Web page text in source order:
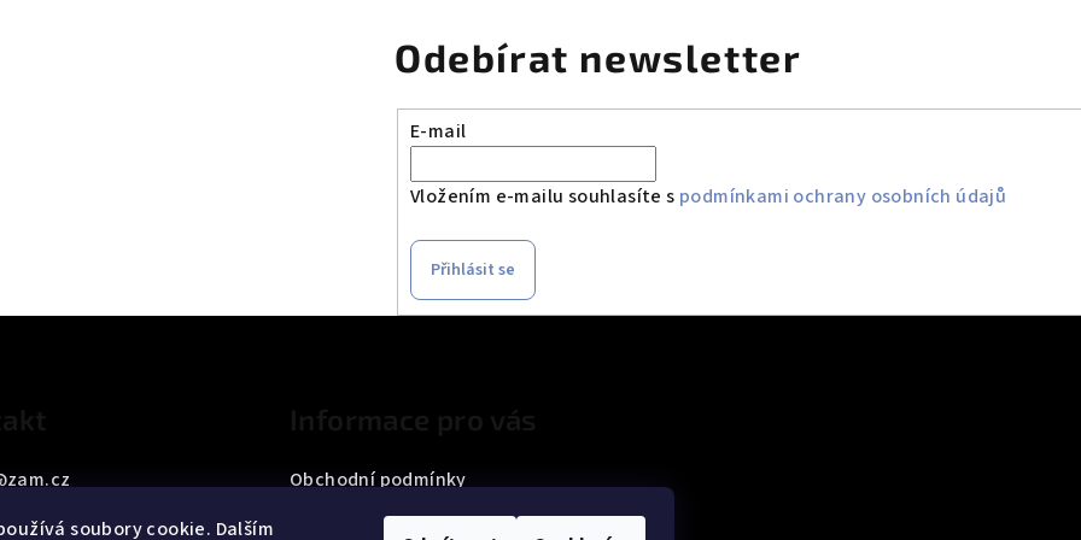
soubory cookie. Dalším
Odebírat newsletter
E-mail
Vložením e-mailu souhlasíte s podmínkami ochrany osobních údajů
Přihlásit se
zam.cz
Obchodní podmínky
Podmínky ochrany osobních údajů